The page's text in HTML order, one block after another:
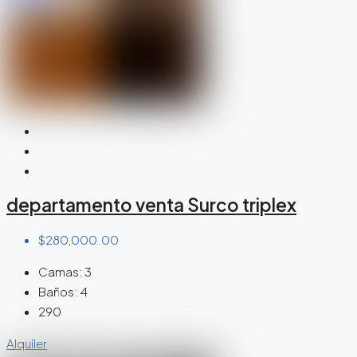
departamento venta Surco triplex
$280,000.00
Camas: 3
Baños: 4
290
Alquiler